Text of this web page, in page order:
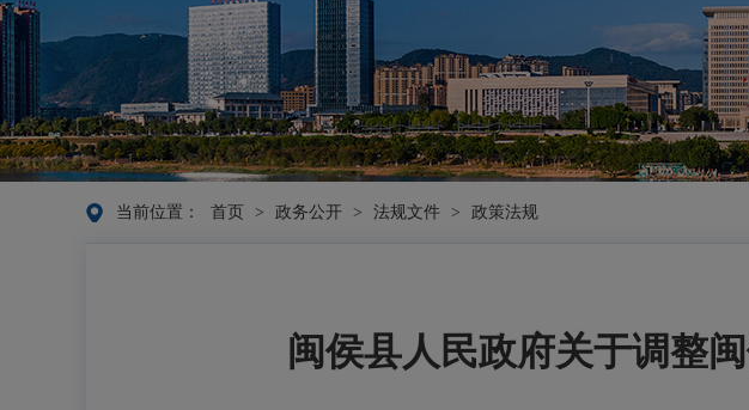
当前位置： 首页 > 政务公开 > 法规文件 > 政策法规
闽侯县人民政府关于调整